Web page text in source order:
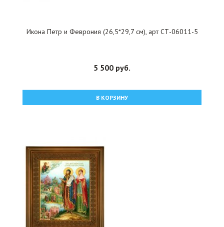
Икона Петр и Феврония (26,5*29,7 см), арт СТ-06011-5
5 500 руб.
В КОРЗИНУ